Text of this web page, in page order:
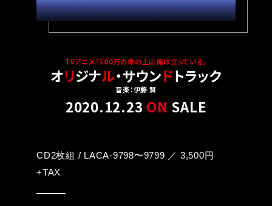
TVアニメ「100万の命の上に俺は立っている」
オリジナル・サウンドトラック
音楽：伊藤 賢
2020.12.23 ON SALE
CD2枚組 / LACA-9798〜9799 ／ 3,500円
+TAX